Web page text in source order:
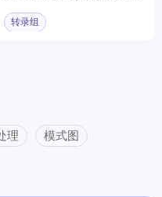
因列表的统计和功能分析
转录组
理 模式图